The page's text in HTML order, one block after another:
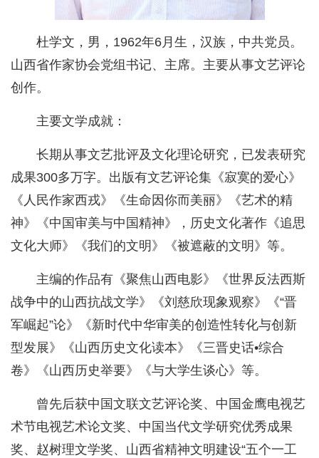
杜学文，男，1962年6月生，汉族，中共党员。
山西省作家协会党组书记、主席。主要从事文艺评论
创作。
主要文学成就：
长期从事文艺批评及文化理论研究，已发表研究
成果300多万字。出版有文艺评论集《寂寞的爱心》
《人民作家西戎》《生命因你而美丽》《艺术的精
神》《中国审美与中国精神》，历史文化著作《追思
文化大师》《我们的文明》《被遮蔽的文明》等。
主编的作品有《聚焦山西电影》《世界反法西斯
战争中的山西抗战文学》《刘慈欣现象观察》《“晋
军崛起”论》《新时代中华审美的创造性转化与创新
型发展》《山西历史文化读本》《三晋史话•综合
卷》《山西历史举要》《与大学生谈心》等。
曾先后获中国文联文艺评论奖、中国金鹰电视艺
术节电视艺术论文奖、中国当代文学研究优秀成果
奖、赵树理文学奖、山西省精神文明建设“五个一工